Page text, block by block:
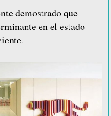
demostrado que
en el estado